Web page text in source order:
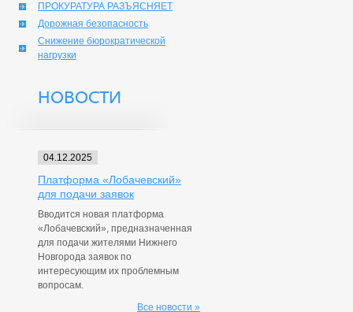
ПРОКУРАТУРА РАЗЪЯСНЯЕТ
Дорожная безопасность
Снижение бюрократической
нагрузки
НОВОСТИ
04.12.2025
Платформа «Лобачевский»
для подачи заявок
Вводится новая платформа
«Лобачевский», предназначенная
для подачи жителями Нижнего
Новгорода заявок по
интересующим их проблемным
вопросам.
Все новости »